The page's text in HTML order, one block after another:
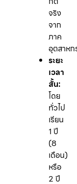
จริง
จาก
ภาค
อุตสาห
ระยะ
เวลา
สั้น:
โดย
ทั่วไป
เรียน
1 ปี
(8
เดือน)
หรือ
2 ปี